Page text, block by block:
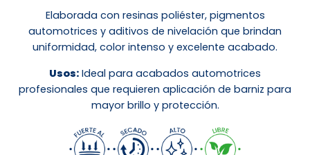
Elaborada con resinas poliéster, pigmentos
automotrices y aditivos de nivelación que brindan
uniformidad, color intenso y excelente acabado.
Usos: Ideal para acabados automotrices
profesionales que requieren aplicación de barniz para
mayor brillo y protección.